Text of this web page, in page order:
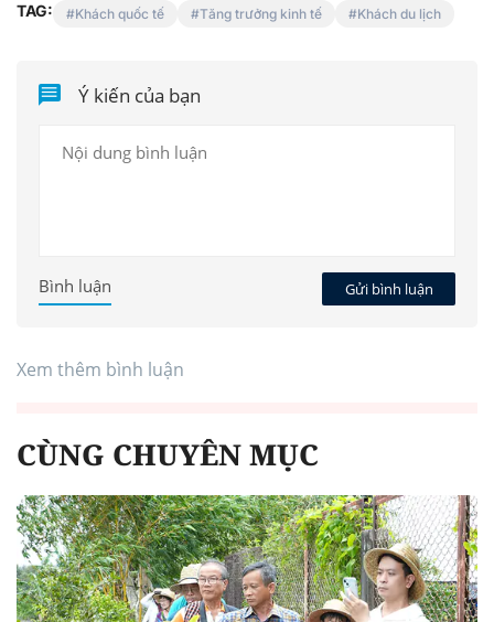
TAG: Khách quốc tế Tăng trưởng kinh tế Khách du lịch
Ý kiến của bạn
Gửi bình luận
Bình luận
Xem thêm bình luận
CÙNG CHUYÊN MỤC